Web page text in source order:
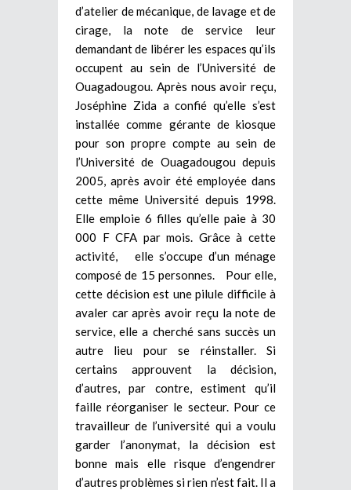
d’atelier de mécanique, de lavage et de
cirage, la note de service leur
demandant de libérer les espaces qu’ils
occupent au sein de l’Université de
Ouagadougou. Après nous avoir reçu,
Joséphine Zida a confié qu’elle s’est
installée comme gérante de kiosque
pour son propre compte au sein de
l’Université de Ouagadougou depuis
2005, après avoir été employée dans
cette même Université depuis 1998.
Elle emploie 6 filles qu’elle paie à 30
000 F CFA par mois. Grâce à cette
activité, elle s’occupe d’un ménage
composé de 15 personnes. Pour elle,
cette décision est une pilule difficile à
avaler car après avoir reçu la note de
service, elle a cherché sans succès un
autre lieu pour se réinstaller. Si
certains approuvent la décision,
d’autres, par contre, estiment qu’il
faille réorganiser le secteur. Pour ce
travailleur de l’université qui a voulu
garder l’anonymat, la décision est
bonne mais elle risque d’engendrer
d’autres problèmes si rien n’est fait. Il a